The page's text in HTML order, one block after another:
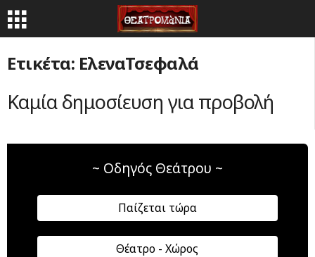
Ετικέτα: ΕλεναΤσεφαλά
Καμία δημοσίευση για προβολή
~ Οδηγός Θεάτρου ~
Παίζεται τώρα
Θέατρο - Χώρος